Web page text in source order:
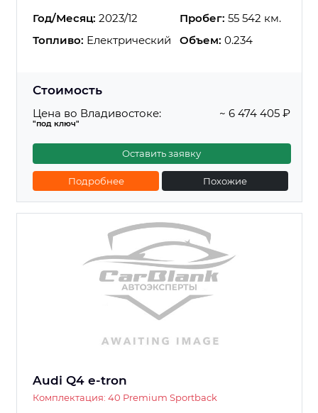
Год/Месяц: 2023/12 Пробег: 55 542 км.
Топливо: Електрический Объем: 0.234
Стоимость
Цена во Владивостоке:
"под ключ"
~ 6 474 405 ₽
Оставить заявку
Подробнее Похожие
Audi Q4 e-tron
Комплектация: 40 Premium Sportback